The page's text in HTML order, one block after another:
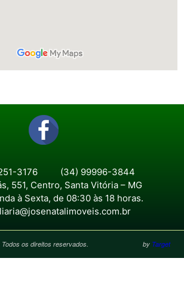
3176
(34) 99996-3844
551, Centro, Santa Vitória – MG
à Sexta, de 08:30 às 18 horas.
os direitos reservados. by Target